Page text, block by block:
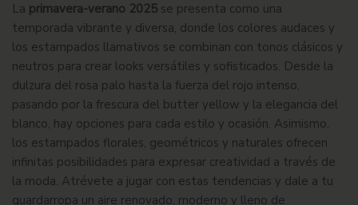
La primavera-verano 2025 se presenta como una
temporada vibrante y diversa, donde los colores audaces y
los estampados llamativos se combinan con tonos clásicos y
neutros para crear looks versátiles y sofisticados. Desde la
dulzura del rosa palo hasta la fuerza del rojo intenso,
pasando por la frescura del butter yellow y la elegancia del
blanco, hay opciones para cada estilo y ocasión. Asimismo,
los estampados florales, geométricos y naturales ofrecen
infinitas posibilidades para expresar creatividad a través de
la moda. Atrévete a jugar con estas tendencias y dale a tu
guardarropa un aire renovado, moderno y lleno de